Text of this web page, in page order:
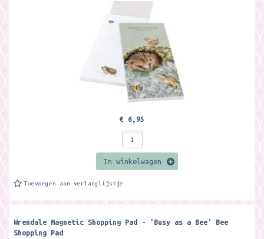
€ 6,95
In winkelwagen
Toevoegen aan verlanglijstje
Wrendale Magnetic Shopping Pad - 'Busy as a Bee' Bee
Shopping Pad